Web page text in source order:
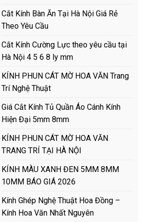
Cắt Kính Bàn Ăn Tại Hà Nội Giá Rẻ
Theo Yêu Cầu
Cắt Kính Cường Lực theo yêu cầu tại
Hà Nội 4 5 6 8 ly mm
KÍNH PHUN CÁT MỜ HOA VĂN Trang
Trí Nghệ Thuật
Giá Cắt Kính Tủ Quần Áo Cánh Kính
Hiện Đại 5mm 8mm
KÍNH PHUN CÁT MỜ HOA VĂN
TRANG TRÍ TẠI HÀ NỘI
KÍNH MÀU XANH ĐEN 5MM 8MM
10MM BÁO GIÁ 2026
Kính Ghép Nghệ Thuật Hoa Đồng –
Kính Hoa Văn Nhất Nguyên